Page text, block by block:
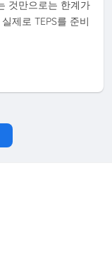
것만으로는 한계가
제로 TEPS를 준비